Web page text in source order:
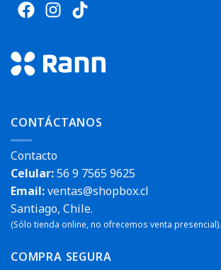
CONTÁCTANOS
Contacto
Celular:56 9 7565 9625
Email:ventas@shopbox.cl
Santiago, Chile.
(Sólo tienda online, no ofrecemos venta presencial).
COMPRA SEGURA